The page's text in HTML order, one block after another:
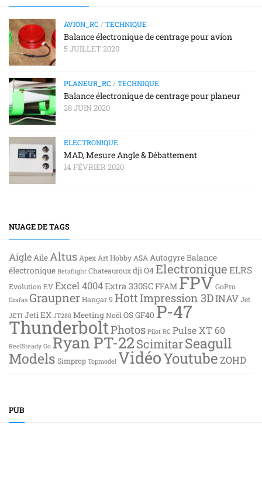
AVION_RC / TECHNIQUE
Balance électronique de centrage pour avion
5 JUILLET 2020
PLANEUR_RC / TECHNIQUE
Balance électronique de centrage pour planeur
28 JUIN 2020
ELECTRONIQUE
MAD, Mesure Angle & Débattement
14 FÉVRIER 2020
NUAGE DE TAGS
AigleAile Altus Apex Art Hobby ASA AutogyreBalance
électronique Betaflight Chateaurouxdji O4Electronique ELRS
Evolution EVExcel 4004Extra 330SCFFAM FPVGoPro
Grafas GraupnerHangar 9 HottImpression 3DINAVJet
JETI Jeti EX JT280 MeetingNoël OS GF40 P-47
ThunderboltPhotos Pilot RC Pulse XT 60
ReelSteady Go Ryan PT-22ScimitarSeagull
Models Simprop Topmodel VidéoYoutube ZOHD
PUB